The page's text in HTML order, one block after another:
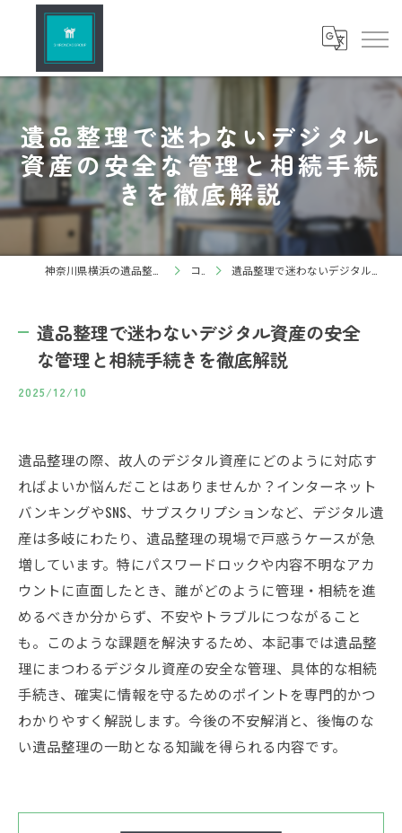
遺品整理で迷わないデジタル
資産の安全な管理と相続手続
きを徹底解説
コラム 遺品整理で迷わないデジタル資産の安全な管理と相続手続きを徹底解説
遺品整理で迷わないデジタル資産の安全
な管理と相続手続きを徹底解説
2025/12/10
遺品整理の際、故人のデジタル資産にどのように対応す
ればよいか悩んだことはありませんか？インターネット
バンキングやSNS、サブスクリプションなど、デジタル遺
産は多岐にわたり、遺品整理の現場で戸惑うケースが急
増しています。特にパスワードロックや内容不明なアカ
ウントに直面したとき、誰がどのように管理・相続を進
めるべきか分からず、不安やトラブルにつながること
も。このような課題を解決するため、本記事では遺品整
理にまつわるデジタル資産の安全な管理、具体的な相続
手続き、確実に情報を守るためのポイントを専門的かつ
わかりやすく解説します。今後の不安解消と、後悔のな
い遺品整理の一助となる知識を得られる内容です。